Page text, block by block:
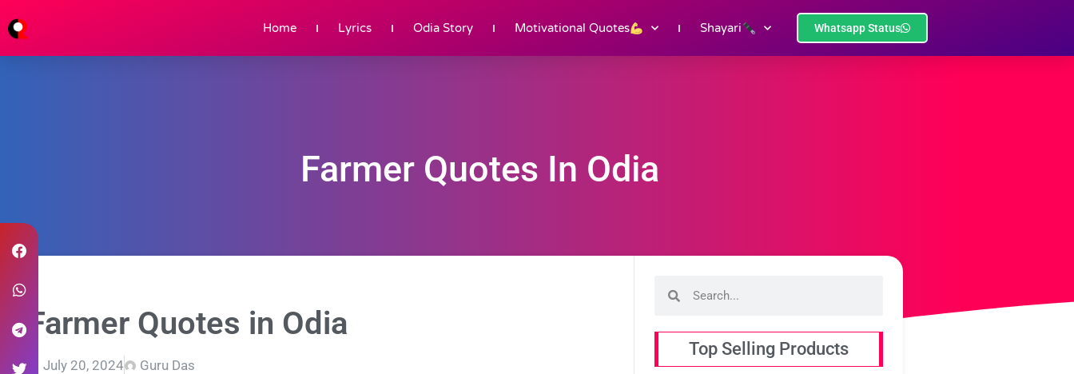
Home Lyrics Odia Story Motivational Quotes Shayari Whatsapp Status
Farmer Quotes In Odia
Farmer Quotes in Odia
July 20, 2024 Guru Das
Top Selling Products